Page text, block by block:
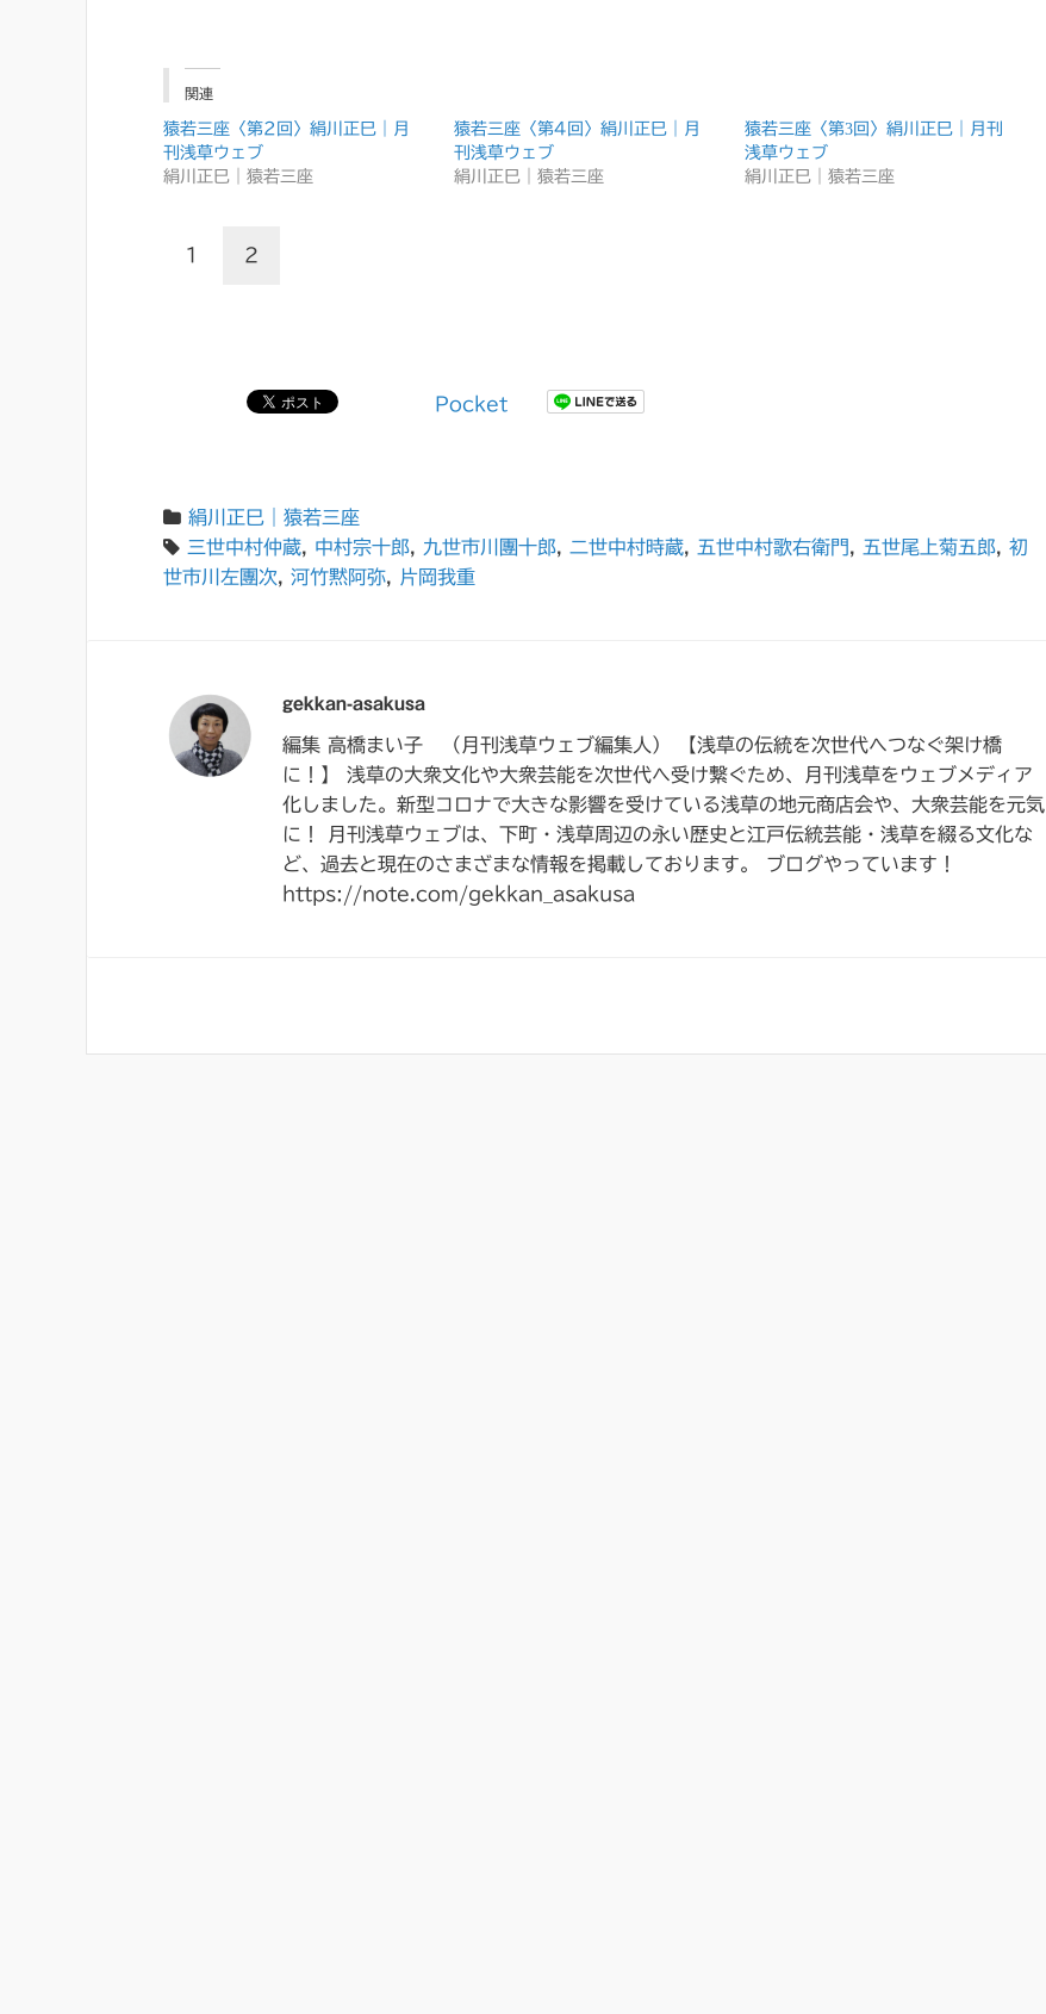
関連
猿若三座〈第2回〉絹川正巳｜月
刊浅草ウェブ
絹川正巳｜猿若三座
猿若三座〈第4回〉絹川正巳｜月
刊浅草ウェブ
絹川正巳｜猿若三座
猿若三座〈第3回〉絹川正巳｜月刊
浅草ウェブ
絹川正巳｜猿若三座
1 2
Pocket
絹川正巳｜猿若三座
三世中村仲蔵, 中村宗十郎, 九世市川團十郎, 二世中村時蔵, 五世中村歌右衛門, 五世尾上菊五郎, 初
世市川左團次, 河竹黙阿弥, 片岡我重
gekkan-asakusa
編集 高橋まい子 （月刊浅草ウェブ編集人） 【浅草の伝統を次世代へつなぐ架け橋
に！】 浅草の大衆文化や大衆芸能を次世代へ受け繋ぐため、月刊浅草をウェブメディア
化しました。新型コロナで大きな影響を受けている浅草の地元商店会や、大衆芸能を元気
に！ 月刊浅草ウェブは、下町・浅草周辺の永い歴史と江戸伝統芸能・浅草を綴る文化な
ど、過去と現在のさまざまな情報を掲載しております。 ブログやっています！
https://note.com/gekkan_asakusa